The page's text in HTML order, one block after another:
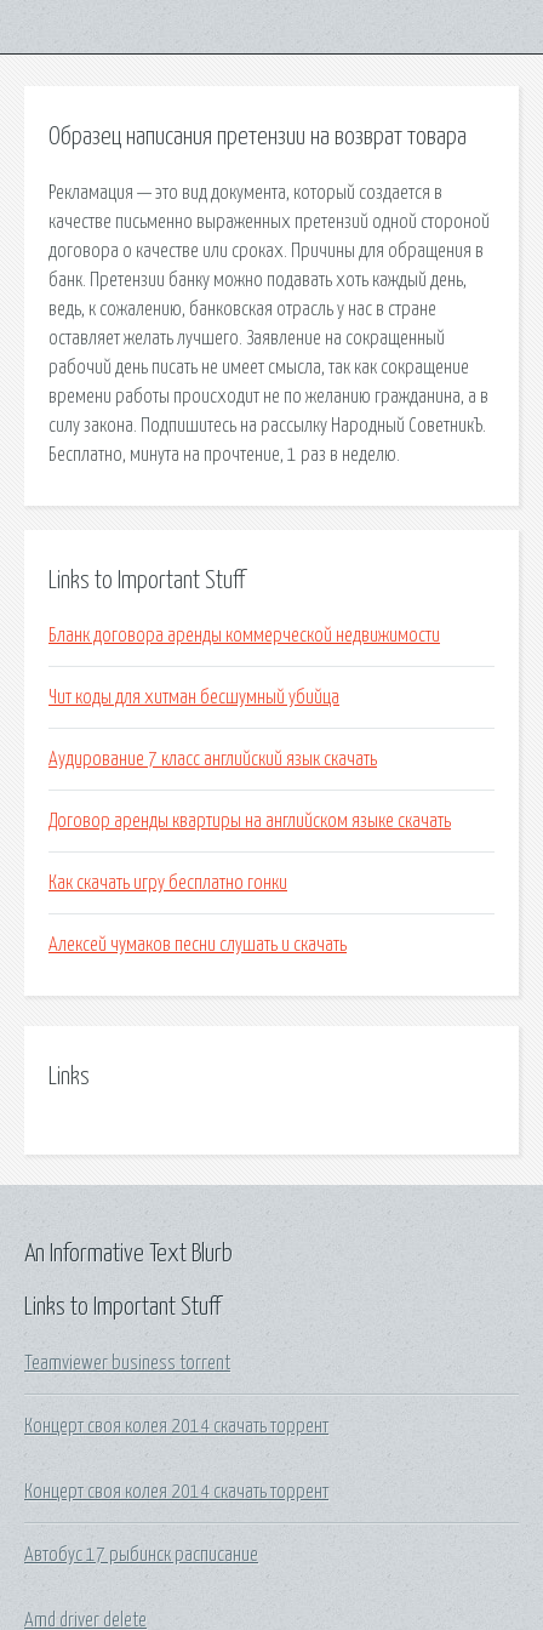
Образец написания претензии на возврат товара
Рекламация — это вид документа, который создается в
качестве письменно выраженных претензий одной стороной
договора о качестве или сроках. Причины для обращения в
банк. Претензии банку можно подавать хоть каждый день,
ведь, к сожалению, банковская отрасль у нас в стране
оставляет желать лучшего. Заявление на сокращенный
рабочий день писать не имеет смысла, так как сокращение
времени работы происходит не по желанию гражданина, а в
силу закона. Подпишитесь на рассылку Народный СоветникЪ.
Бесплатно, минута на прочтение, 1 раз в неделю.
Links to Important Stuff
Бланк договора аренды коммерческой недвижимости
Чит коды для хитман бесшумный убийца
Аудирование 7 класс английский язык скачать
Договор аренды квартиры на английском языке скачать
Как скачать игру бесплатно гонки
Алексей чумаков песни слушать и скачать
Links
Links to Important Stuff
Teamviewer business torrent
Концерт своя колея 2014 скачать торрент
Концерт своя колея 2014 скачать торрент
Автобус 17 рыбинск расписание
Amd driver delete
An Informative Text Blurb